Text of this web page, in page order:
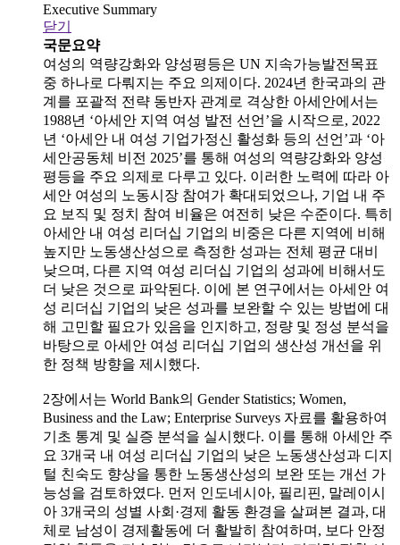
Executive Summary
닫기
국문요약
여성의 역량강화와 양성평등은 UN 지속가능발전목표
중 하나로 다뤄지는 주요 의제이다. 2024년 한국과의 관
계를 포괄적 전략 동반자 관계로 격상한 아세안에서는
1988년 ‘아세안 지역 여성 발전 선언’을 시작으로, 2022
년 ‘아세안 내 여성 기업가정신 활성화 등의 선언’과 ‘아
세안공동체 비전 2025’를 통해 여성의 역량강화와 양성
평등을 주요 의제로 다루고 있다. 이러한 노력에 따라 아
세안 여성의 노동시장 참여가 확대되었으나, 기업 내 주
요 보직 및 정치 참여 비율은 여전히 낮은 수준이다. 특히
아세안 내 여성 리더십 기업의 비중은 다른 지역에 비해
높지만 노동생산성으로 측정한 성과는 전체 평균 대비
낮으며, 다른 지역 여성 리더십 기업의 성과에 비해서도
더 낮은 것으로 파악된다. 이에 본 연구에서는 아세안 여
성 리더십 기업의 낮은 성과를 보완할 수 있는 방법에 대
해 고민할 필요가 있음을 인지하고, 정량 및 정성 분석을
바탕으로 아세안 여성 리더십 기업의 생산성 개선을 위
한 정책 방향을 제시했다.
2장에서는 World Bank의 Gender Statistics; Women,
Business and the Law; Enterprise Surveys 자료를 활용하여
기초 통계 및 실증 분석을 실시했다. 이를 통해 아세안 주
요 3개국 내 여성 리더십 기업의 낮은 노동생산성과 디지
털 친숙도 향상을 통한 노동생산성의 보완 또는 개선 가
능성을 검토하였다. 먼저 인도네시아, 필리핀, 말레이시
아 3개국의 성별 사회·경제 활동 환경을 살펴본 결과, 대
체로 남성이 경제활동에 더 활발히 참여하며, 보다 안정